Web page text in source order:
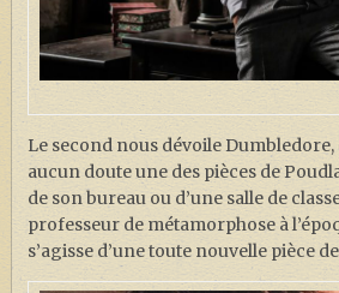
Le second nous dévoile Dumbledore,
aucun doute une des pièces de
de son bureau ou d’une salle de
professeur de métamorphose à
s’agisse d’une toute nouvelle pièce